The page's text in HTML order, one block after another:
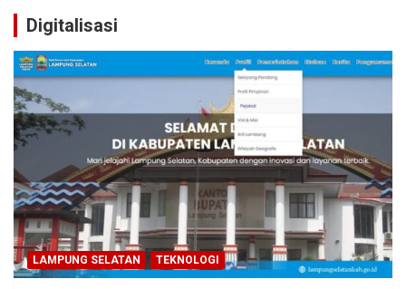
Digitalisasi
LAMPUNG SELATAN TEKNOLOGI